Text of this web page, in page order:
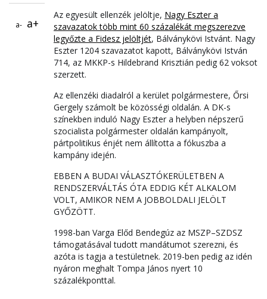
a- a+
Az egyesült ellenzék jelöltje, Nagy Eszter a
szavazatok több mint 60 százalékát megszerezve
legyőzte a Fidesz jelöltjét, Bálványkövi Istvánt. Nagy
Eszter 1204 szavazatot kapott, Bálványkövi István
714, az MKKP-s Hildebrand Krisztián pedig 62 voksot
szerzett.
Az ellenzéki diadalról a kerület polgármestere, Őrsi
Gergely számolt be közösségi oldalán. A DK-s
színekben induló Nagy Eszter a helyben népszerű
szocialista polgármester oldalán kampányolt,
pártpolitikus énjét nem állította a fókuszba a
kampány idején.
EBBEN A BUDAI VÁLASZTÓKERÜLETBEN A
RENDSZERVÁLTÁS ÓTA EDDIG KÉT ALKALOM
VOLT, AMIKOR NEM A JOBBOLDALI JELÖLT
GYŐZÖTT.
1998-ban Varga Előd Bendegúz az MSZP–SZDSZ
támogatásával tudott mandátumot szerezni, és
azóta is tagja a testületnek. 2019-ben pedig az idén
nyáron meghalt Tompa János nyert 10
százalékponttal.